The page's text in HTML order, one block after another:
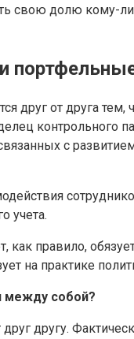
свою долю кому-
от друга
с
учета.
правило,
на практике
между собой?
другу.